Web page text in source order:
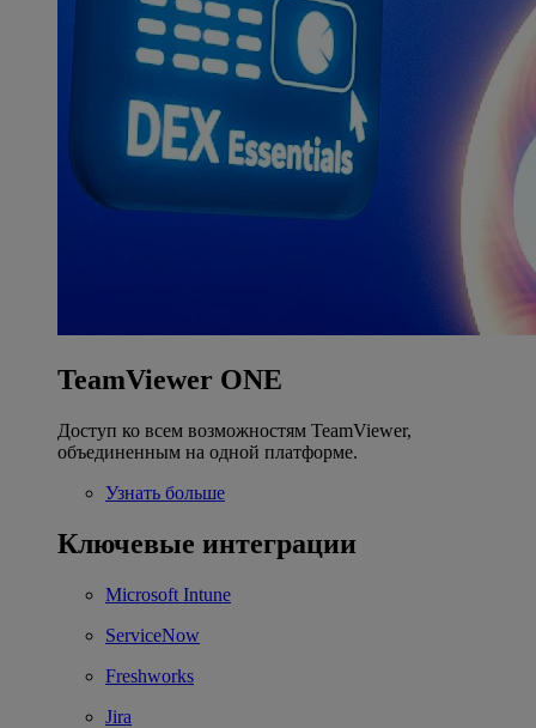
TeamViewer ONE
Доступ ко всем возможностям TeamViewer,
объединенным на одной платформе.
Узнать больше
Ключевые интеграции
Microsoft Intune
ServiceNow
Freshworks
Jira